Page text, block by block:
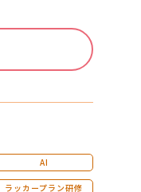
AI
ラッカープラン研修